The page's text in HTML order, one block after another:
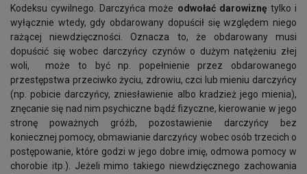
Kodeksu cywilnego. Darczyńca może odwołać darowiznę tylko i
wyłącznie wtedy, gdy obdarowany dopuścił się względem niego
rażącej niewdzięczności. Oznacza to, że obdarowany musi
dopuścić się wobec darczyńcy czynów o dużym natężeniu złej
woli, może to być np. popełnienie przez obdarowanego
przestępstwa przeciwko życiu, zdrowiu, czci lub mieniu darczyńcy
(np. pobicie darczyńcy, zniesławienie albo kradzież jego mienia),
znęcanie się nad nim psychiczne bądź fizyczne, kierowanie w jego
stronę poważnych gróźb, pozostawienie darczyńcy bez
koniecznej pomocy, obmawianie darczyńcy wobec osób trzecich o
postępowanie, które godzi w jego dobre imię, odmowa pomocy w
chorobie itp.). Jeżeli mimo takiego niewdzięcznego zachowania